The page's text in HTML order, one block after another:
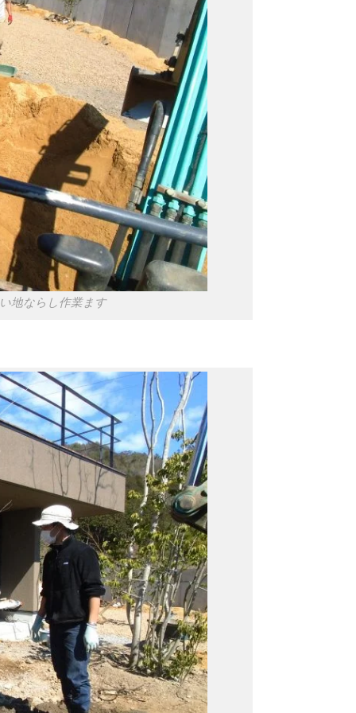
地ならし作業ます